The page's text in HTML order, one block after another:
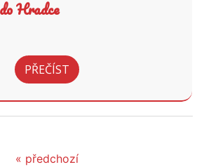
Hradce
PŘEČÍST
« předchozí